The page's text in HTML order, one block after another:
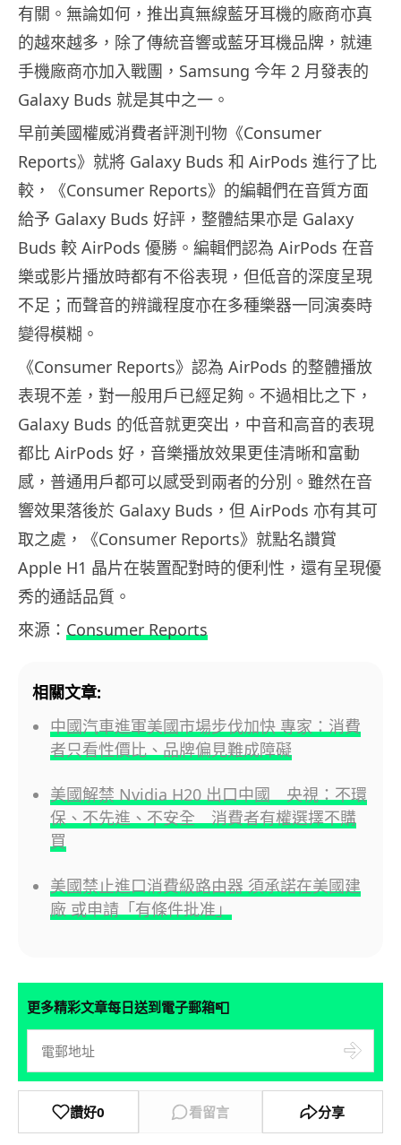
有關。無論如何，推出真無線藍牙耳機的廠商亦真
的越來越多，除了傳統音響或藍牙耳機品牌，就連
手機廠商亦加入戰團，Samsung 今年 2 月發表的
Galaxy Buds 就是其中之一。
早前美國權威消費者評測刊物《Consumer
Reports》就將 Galaxy Buds 和 AirPods 進行了比
較，《Consumer Reports》的編輯們在音質方面
給予 Galaxy Buds 好評，整體結果亦是 Galaxy
Buds 較 AirPods 優勝。編輯們認為 AirPods 在音
樂或影片播放時都有不俗表現，但低音的深度呈現
不足；而聲音的辨識程度亦在多種樂器一同演奏時
變得模糊。
《Consumer Reports》認為 AirPods 的整體播放
表現不差，對一般用戶已經足夠。不過相比之下，
Galaxy Buds 的低音就更突出，中音和高音的表現
都比 AirPods 好，音樂播放效果更佳清晰和富動
感，普通用戶都可以感受到兩者的分別。雖然在音
響效果落後於 Galaxy Buds，但 AirPods 亦有其可
取之處，《Consumer Reports》就點名讚賞
Apple H1 晶片在裝置配對時的便利性，還有呈現優
秀的通話品質。
來源： Consumer Reports
相關文章:
中國汽車進軍美國市場步伐加快 專家：消費
者只看性價比、品牌偏見難成障礙
美國解禁 Nvidia H20 出口中國 央視：不環
保、不先進、不安全 消費者有權選擇不購
買
美國禁止進口消費級路由器 須承諾在美國建
廠 或申請「有條件批准」
更多精彩文章每日送到電子郵箱📮
讚好0 看留言 分享